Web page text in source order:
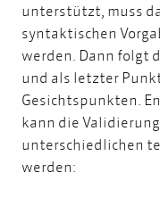
unterstützt, muss
syntaktischen
werden. Dann folgt
und als letzter
Gesichtspunkten.
kann die
unterschiedlichen
werden: